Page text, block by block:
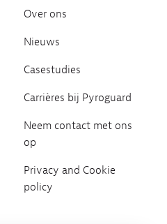
Over ons
Nieuws
Casestudies
Carrières bij Pyroguard
Neem contact met ons
op
Privacy and Cookie
policy